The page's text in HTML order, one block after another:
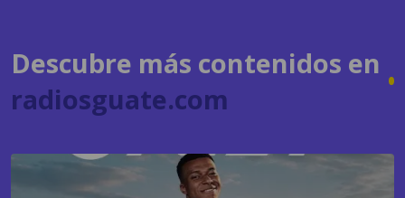
radiosguate.com